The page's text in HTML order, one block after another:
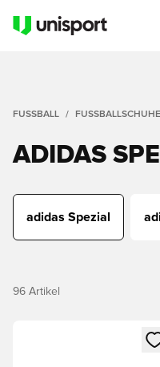
FUSSBALL FUSSBALLSCHUHE
ADIDAS
adidas Spezial
96 Artikel
Öffnet ein neues